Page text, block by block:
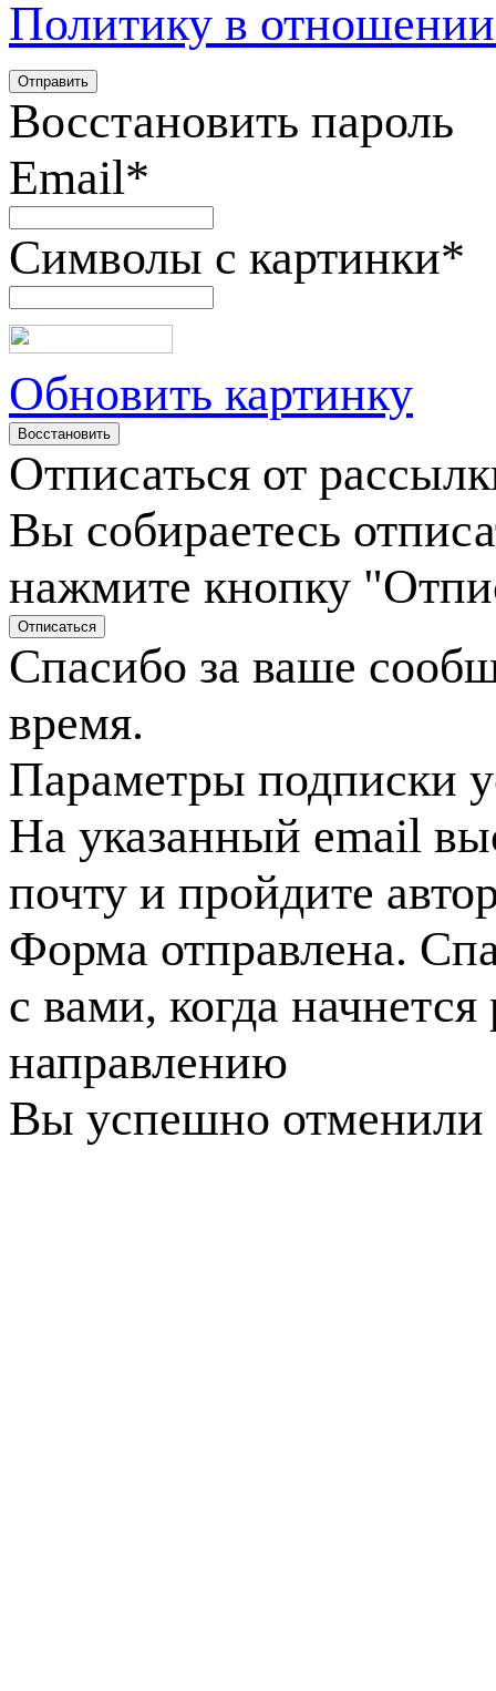
Политику в
Восстановить пароль
Email*
Символы с картинки*
Обновить картинку
Отписаться от
Вы собираетесь
нажмите кнопку
Спасибо за ваше
время.
Параметры подписки
На указанный email
почту и пройдите
Форма отправлена.
с вами, когда
направлению
Вы успешно отменили